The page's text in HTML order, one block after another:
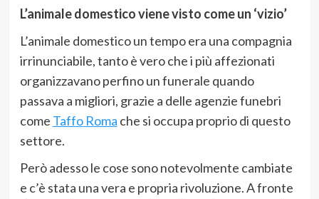
L’animale domestico viene visto come un ‘vizio’
L’animale domestico un tempo era una compagnia
irrinunciabile, tanto è vero che i più affezionati
organizzavano perfino un funerale quando
passava a migliori, grazie a delle agenzie funebri
come TaffoRoma che si occupa proprio di questo
settore.
Però adesso le cose sono notevolmente cambiate
e c’è stata una vera e propria rivoluzione. A fronte